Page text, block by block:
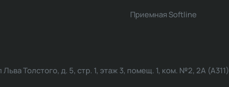
Приемная Softline
Толстого, д. 5, стр. 1, этаж 3, помещ. 1, ком. №2, 2А (А311)